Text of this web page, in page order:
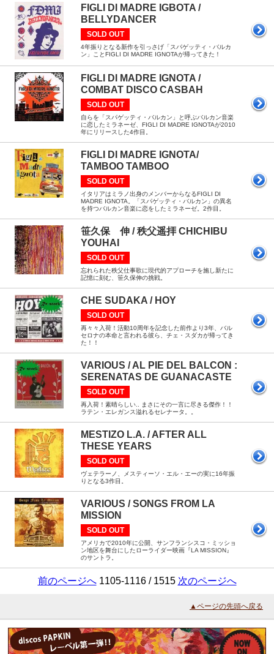
FIGLI DI MADRE IGBOTA /
BELLYDANCER
SOLD OUT
4年振りとなる新作を引っさげ「スパゲッティ・バルカ
ン」ことFIGLI DI MADRE IGNOTAが帰ってきた！
FIGLI DI MADRE IGNOTA /
COMBAT DISCO CASBAH
SOLD OUT
自らを「スパゲッティ・バルカン」と呼ぶバルカン音楽
に恋したミラネーゼ、FIGLI DI MADRE IGNOTAが2010
年にリリースした4作目。
FIGLI DI MADRE IGNOTA/
TAMBOO TAMBOO
SOLD OUT
イタリアはミラノ出身のメンバーからなるFIGLI DI
MADRE IGNOTA。「スパゲッティ・バルカン」の異名
を持つバルカン音楽に恋をしたミラネーゼ。2作目。
笹久保 伸 / 秩父遥拝 CHICHIBU
YOUHAI
SOLD OUT
忘れられた秩父仕事歌に現代的アプローチを施し新たに
記憶に刻む、笹久保伸の挑戦。
CHE SUDAKA / HOY
SOLD OUT
再々々入荷！活動10周年を記念した前作より3年、バル
セロナの本命と言われる彼ら、チェ・スダカが帰ってき
た！！
VARIOUS / AL PIE DEL BALCON :
SERENATAS DE GUANACASTE
SOLD OUT
再入荷！素晴らしい.. まさにその一言に尽きる傑作！！
ラテン・エレガンス溢れるセレナータ。。
MESTIZO L.A. / AFTER ALL
THESE YEARS
SOLD OUT
ヴェテラーノ、メスティーソ・エル・エーの実に16年振
りとなる3作目。
VARIOUS / SONGS FROM LA
MISSION
SOLD OUT
アメリカで2010年に公開、サンフランシスコ・ミッショ
ン地区を舞台にしたローライダー映画『LA MISSION』
のサントラ。
前のページへ1105-1116 / 1515 次のページへ
▲ページの先頭へ戻る